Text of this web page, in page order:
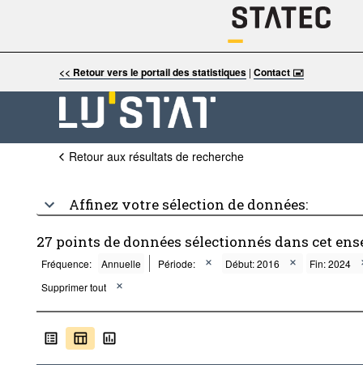
<< Retour vers le portail des statistiques |Contact 🖃
Retour aux résultats de recherche
Affinez votre sélection de données:
27 points de données sélectionnés dans cet
Fréquence: Annuelle Période: Début: 2016
Fin: 2024
Supprimer tout